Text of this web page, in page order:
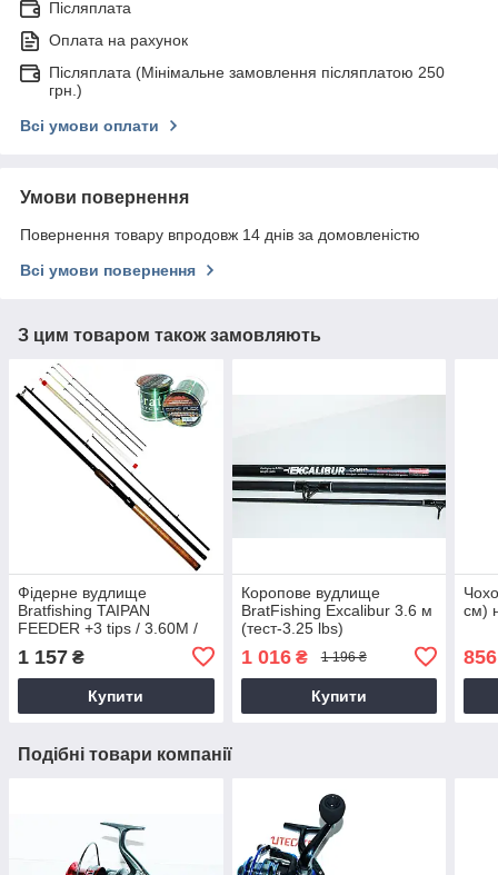
Післяплата
Оплата на рахунок
Післяплата (Мінімальне замовлення післяплатою 250
грн.)
Всі умови оплати
Умови повернення
Повернення товару впродовж 14 днів за домовленістю
Всі умови повернення
З цим товаром також замовляють
Фідерне вудлище
Bratfishing TAIPAN
FEEDER +3 tips / 3.60M /
1 157 ₴
Купити
Коропове вудлище
BratFishing Excalibur 3.6 м
(тест-3.25 lbs)
1 016₴ 1 196 ₴
Купити
см)
856
Подібні товари компанії